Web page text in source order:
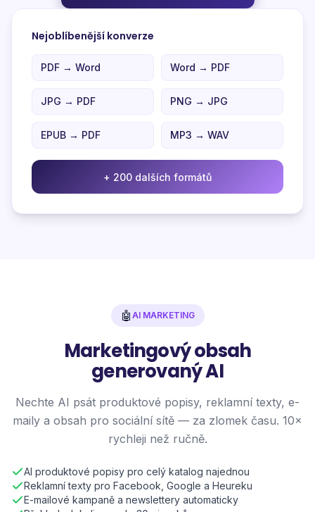
Nejoblíbenější konverze
PDF → Word Word → PDF
JPG → PDF PNG → JPG
EPUB → PDF MP3 → WAV
+ 200 dalších formátů
🤖 AI MARKETING
Marketingový obsah
generovaný AI
Nechte AI psát produktové popisy, reklamní texty, e-
maily a obsah pro sociální sítě — za zlomek času. 10×
rychleji než ručně.
AI produktové popisy pro celý katalog najednou
Reklamní texty pro Facebook, Google a Heureku
E-mailové kampaně a newslettery automaticky